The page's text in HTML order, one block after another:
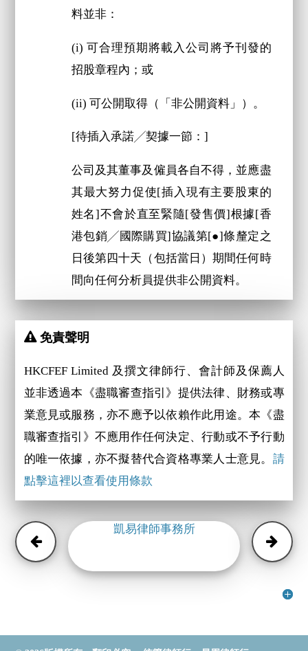
料並非：
(i) 可合理預期將載入公司將予刊發的
招股章程內；或
(ii) 可公開取得（「非公開資料」）。
[待插入承諾╱契據一節：]
公司及其董事及僱員各自不得，並應盡
其最大努力促使[插入現有主要股東的
姓名]不會於直至緊隨[發售價]根據[香
港包銷╱國際購買]協議第[●]條釐定之
日後第四十天（包括當日）期間任何時
間向任何分析員提供非公開資料。
免責聲明
HKCFEF Limited 及撰文律師行、會計師及保薦人
並非透過本《盡職審查指引》提供法律、財務或專
業意見或服務，亦不應予以依賴作此用途。本《盡
職審查指引》不應用作任何決定、行動或不予行動
的唯一依據，亦不擬替代合資格專業人士意見。 請
點擊這裡以查看使用條款
凱易律師事務所